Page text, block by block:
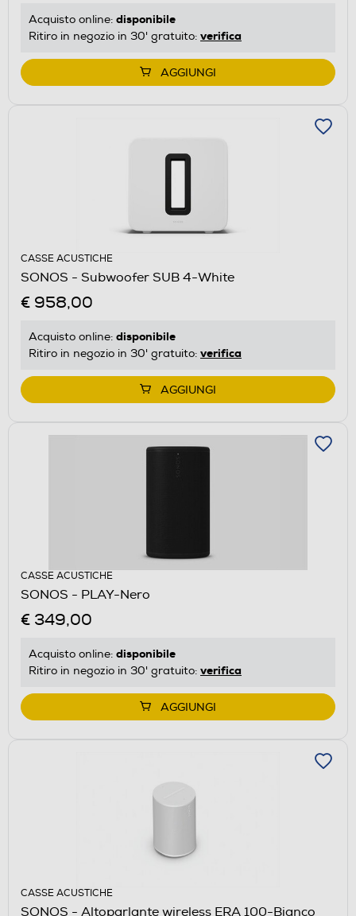
Acquisto online: disponibile
Ritiro in negozio in 30' gratuito: verifica
AGGIUNGI
CASSE ACUSTICHE
SONOS - Subwoofer SUB 4-White
€ 958,00
Acquisto online: disponibile
Ritiro in negozio in 30' gratuito: verifica
AGGIUNGI
CASSE ACUSTICHE
SONOS - PLAY-Nero
€ 349,00
Acquisto online: disponibile
Ritiro in negozio in 30' gratuito: verifica
AGGIUNGI
CASSE ACUSTICHE
SONOS - Altoparlante wireless ERA 100-Bianco